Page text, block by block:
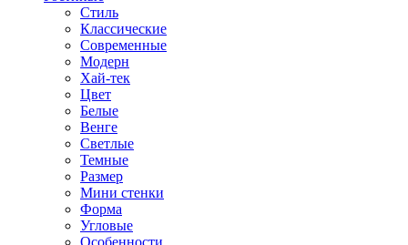
Стиль
Классические
Современные
Модерн
Хай-тек
Цвет
Белые
Венге
Светлые
Темные
Размер
Мини стенки
Форма
Угловые
Особенности